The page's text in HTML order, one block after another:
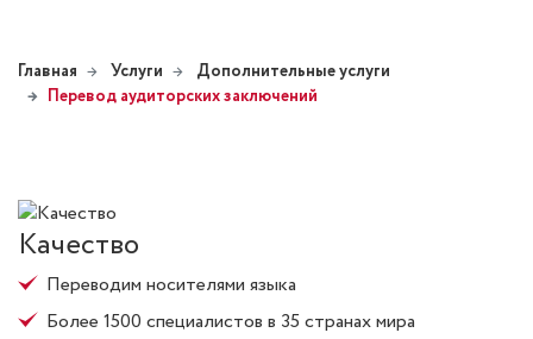
Главная Услуги
Дополнительные услуги
Перевод аудиторских заключений
Качество
Переводим носителями языка
Более 1500 специалистов в 35 странах мира